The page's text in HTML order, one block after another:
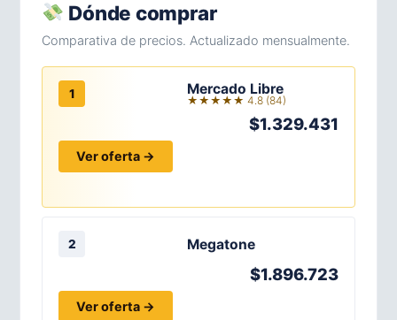
Dónde comprar
Comparativa de precios. Actualizado mensualmente.
1 Mercado Libre
★★★★★ 4.8 (84)
$1.329.431
Ver oferta →
2 Megatone
$1.896.723
Ver oferta →